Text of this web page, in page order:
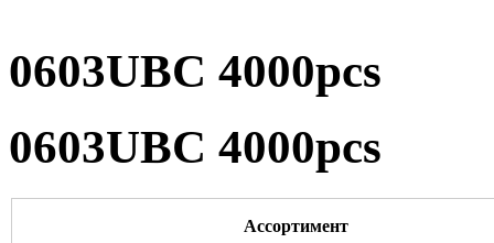
0603UBC 4000pcs
0603UBC 4000pcs
Ассортимент